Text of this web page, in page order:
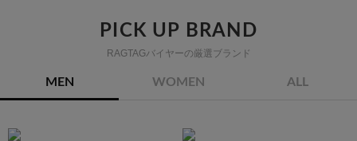
PICK UP BRAND
RAGTAGバイヤーの厳選ブランド
MEN WOMEN ALL